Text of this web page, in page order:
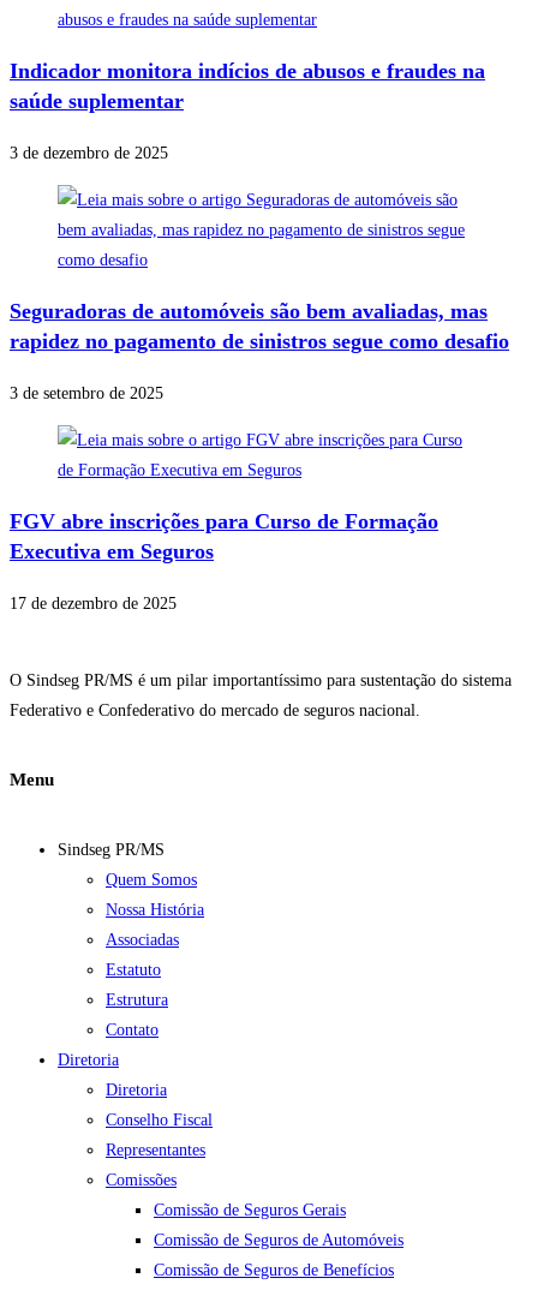
Indicador monitora indícios de abusos e fraudes na
saúde suplementar
3 de dezembro de 2025
Seguradoras de automóveis são bem avaliadas, mas
rapidez no pagamento de sinistros segue como desafio
3 de setembro de 2025
FGV abre inscrições para Curso de Formação
Executiva em Seguros
17 de dezembro de 2025
O Sindseg PR/MS é um pilar importantíssimo para sustentação do sistema
Federativo e Confederativo do mercado de seguros nacional.
Menu
Sindseg PR/MS
Quem Somos
Nossa História
Associadas
Estatuto
Estrutura
Contato
Diretoria
Diretoria
Conselho Fiscal
Representantes
Comissões
Comissão de Seguros Gerais
Comissão de Seguros de Automóveis
Comissão de Seguros de Benefícios